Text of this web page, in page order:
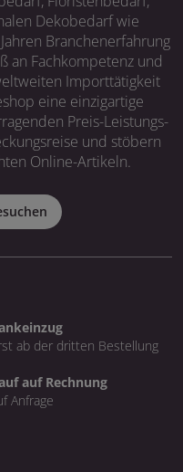
Dekobedarf wie
Branchenerfahrung
an Fachkompetenz und
Importtätigkeit
eine einzigartige
Preis-Leistungs-
und stöbern
Online-Artikeln.
ab der dritten Bestellung
auf Rechnung
Anfrage